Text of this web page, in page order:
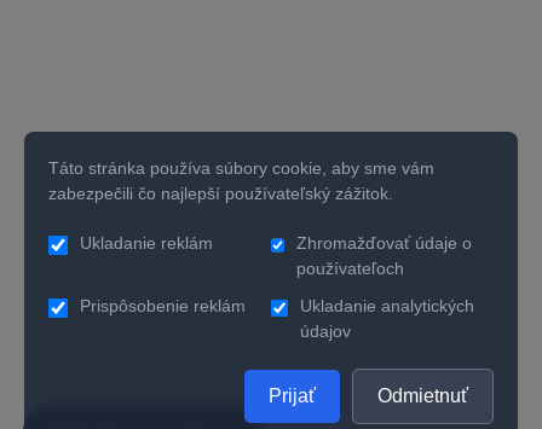
Táto stránka používa súbory cookie, aby sme vám
zabezpečili čo najlepší používateľský zážitok.
Ukladanie reklám
Zhromažďovať údaje o
používateľoch
Prispôsobenie reklám
Ukladanie analytických
údajov
Prijať Odmietnuť